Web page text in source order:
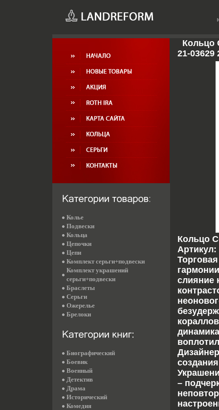
Кольцо
21-03629
Кольцо
Артикул:
слияние
–
Колье
Подвески
Кольца
Цепочки
Цепи
Комплект серьги+подвески
Комплект украшений
серьги+подвески
Браслеты
Серьги
Ожерелье
Брелоки
Биографический
Боевик
Военный
Детектив
Драма
Исторический
Комедия